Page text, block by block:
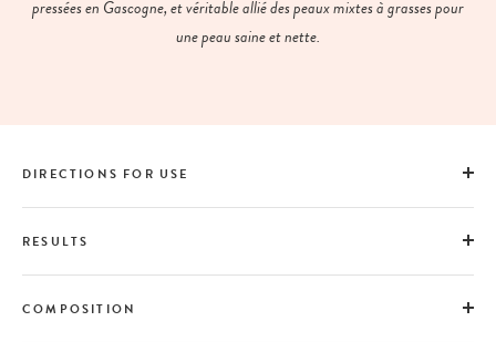
pressées en Gascogne, et véritable allié des peaux mixtes à grasses pour
une peau saine et nette.
DIRECTIONS FOR USE
RESULTS
COMPOSITION